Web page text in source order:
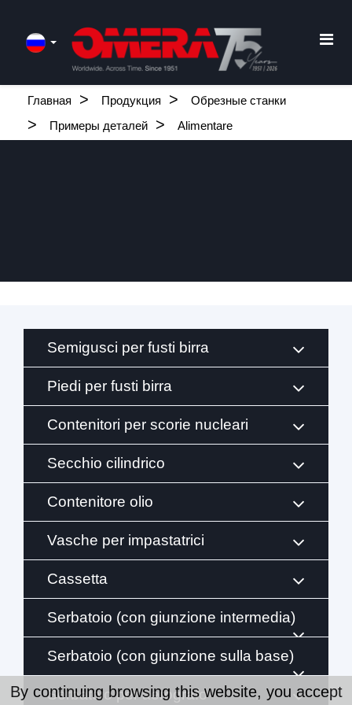
Главная Продукция
Обрезные станки
Примеры деталей
Alimentare
Semigusci per fusti birra
Piedi per fusti birra
Contenitori per scorie nucleari
Secchio cilindrico
Contenitore olio
Vasche per impastatrici
Cassetta
Serbatoio (con giunzione intermedia)
Serbatoio (con giunzione sulla base)
Serbatoio per aerografo
By continuing browsing this website, you accept